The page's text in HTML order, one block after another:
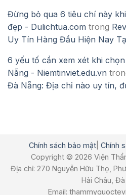
Đừng bỏ qua 6 tiêu chí này
đẹp - Dulichtua.com trong
Uy Tín Hàng Đầu Hiện Nay
6 yếu tố cần xem xét khi
Nẵng - Niemtinviet.edu.vn
Đà Nẵng: Địa chỉ nào uy tín,
Chính sách bảo mật| Chính
Copyright © 2026 Viện
Địa chỉ: 270 Nguyễn Hữu Thọ,
Hải Châu,
Email: